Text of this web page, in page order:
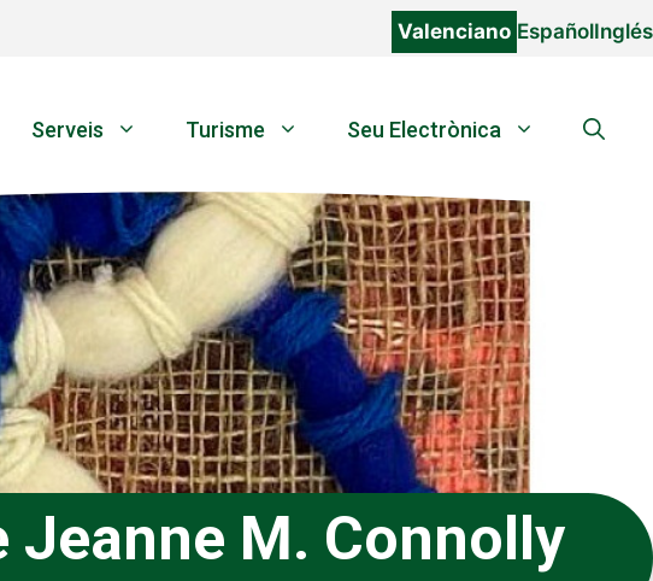
Valenciano EspañolInglés
Serveis Turisme Seu Electrònica
Jeanne M. Connolly